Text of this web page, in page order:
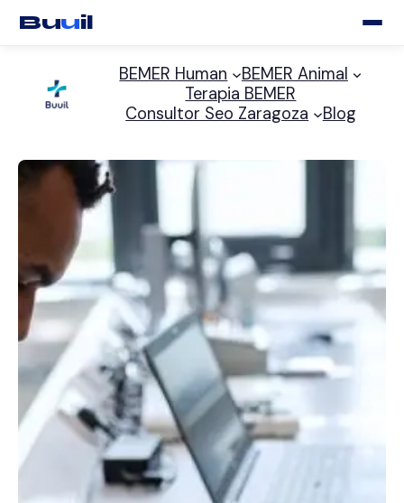
Buuil
contenido
BEMER Human
BEMER Animal
Terapia BEMER
Consultor Seo Zaragoza
Blog